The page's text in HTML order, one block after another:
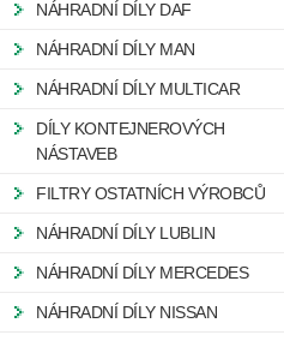
NÁHRADNÍ DÍLY DAF
NÁHRADNÍ DÍLY MAN
NÁHRADNÍ DÍLY MULTICAR
DÍLY KONTEJNEROVÝCH
NÁSTAVEB
FILTRY OSTATNÍCH VÝROBCŮ
NÁHRADNÍ DÍLY LUBLIN
NÁHRADNÍ DÍLY MERCEDES
NÁHRADNÍ DÍLY NISSAN